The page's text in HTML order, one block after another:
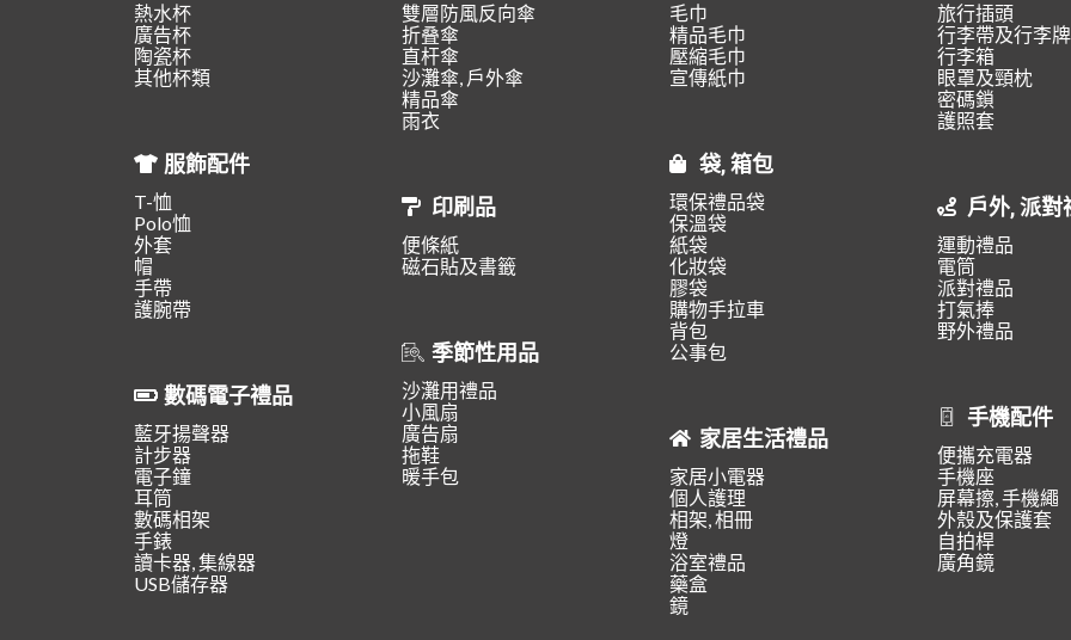
熱水杯
廣告杯
陶瓷杯
其他杯類
服飾配件
T-恤
Polo恤
外套
帽
手帶
護腕帶
數碼電子禮品
藍牙揚聲器
計步器
電子鐘
耳筒
數碼相架
手錶
讀卡器, 集線器
USB儲存器
雙層防風反向傘
折叠傘
直杆傘
沙灘傘, 戶外傘
精品傘
雨衣
印刷品
便條紙
磁石貼及書籤
季節性用品
沙灘用禮品
小風扇
廣告扇
拖鞋
暖手包
毛巾
精品毛巾
壓縮毛巾
宣傳紙巾
袋, 箱包
環保禮品袋
保溫袋
紙袋
化妝袋
膠袋
購物手拉車
背包
公事包
家居生活禮品
家居小電器
個人護理
相架, 相冊
燈
浴室禮品
藥盒
鏡
旅行插頭
行李帶及行李牌
行李箱
眼罩及頸枕
密碼鎖
護照套
戶外, 派對
運動禮品
電筒
派對禮品
打氣捧
野外禮品
手機配件
便攜充電器
手機座
屏幕擦, 手機繩
外殼及保護套
自拍桿
廣角鏡